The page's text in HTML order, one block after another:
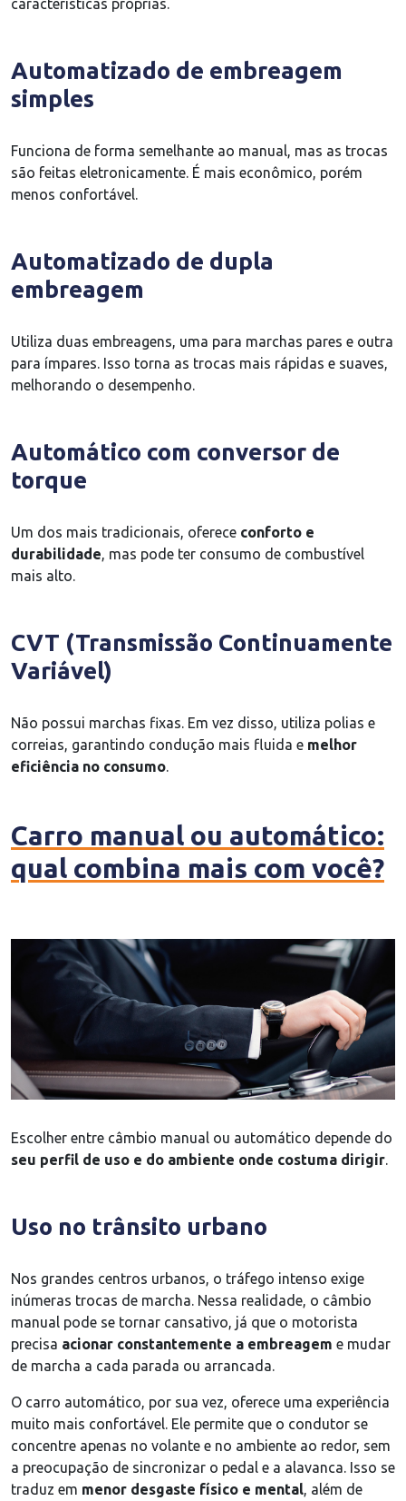
Automatizado de embreagem
simples
Funciona de forma semelhante ao manual, mas as trocas
são feitas eletronicamente. É mais econômico, porém
menos confortável.
Automatizado de dupla
embreagem
Utiliza duas embreagens, uma para marchas pares e outra
para ímpares. Isso torna as trocas mais rápidas e suaves,
melhorando o desempenho.
Automático com conversor de
torque
Um dos mais tradicionais, oferece conforto e
durabilidade , mas pode ter consumo de combustível
mais alto.
CVT (Transmissão Continuamente
Variável)
Não possui marchas fixas. Em vez disso, utiliza polias e
correias, garantindo condução mais fluida e melhor
eficiência no consumo
Carro manual ou automático:
qual combina mais com você?
Escolher entre câmbio manual ou automático depende do
seu perfil de uso e do ambiente onde costuma dirigir.
Uso no trânsito urbano
Nos grandes centros urbanos, o tráfego intenso exige
inúmeras trocas de marcha. Nessa realidade, o câmbio
manual pode se tornar cansativo, já que o motorista
precisa acionar constantemente a embreagem e mudar
de marcha a cada parada ou arrancada.
O carro automático, por sua vez, oferece uma experiência
muito mais confortável. Ele permite que o condutor se
concentre apenas no volante e no ambiente ao redor, sem
a preocupação de sincronizar o pedal e a alavanca. Isso se
traduz em menor desgaste físico e mental, além de